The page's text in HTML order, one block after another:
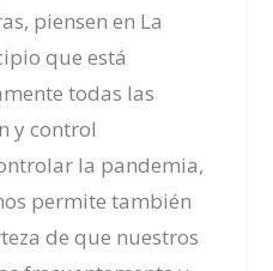
piensen en La
que está
todas las
y control
la pandemia,
permite también
de que nuestros